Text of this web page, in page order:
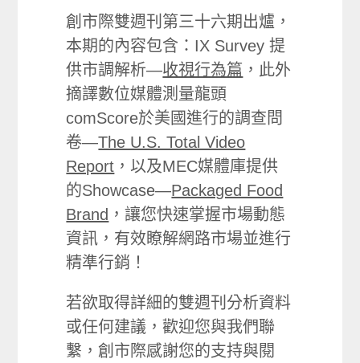
創市際雙週刊第三十六期出爐，
本期的內容包含：IX Survey 提
供市調解析—收視行為篇 ，此外
摘譯數位媒體測量龍頭
comScore於美國進行的調查問
卷—The U.S. Total Video
Report ，以及MEC媒體庫提供
的Showcase—Packaged Food
Brand ，讓您快速掌握市場動態
資訊，有效瞭解網路市場並進行
精準行銷！
若欲取得詳細的雙週刊分析資料
或任何建議，歡迎您與我們聯
繫，創市際感謝您的支持與閱